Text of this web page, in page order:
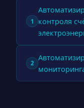
1
контроля
2